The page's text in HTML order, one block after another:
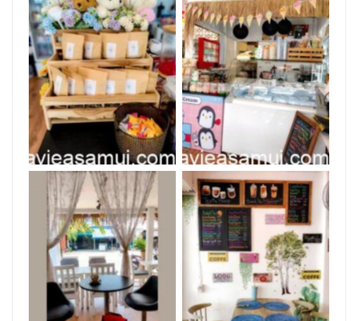
Elle Recipes Elle Recipes
Elle Recipes Elle Recipes